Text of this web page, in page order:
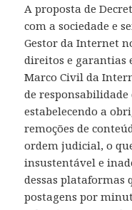
A proposta de
com a sociedade e
Gestor da Internet
direitos e garantias
Marco Civil da
de
estabelecendo a
remoções de
ordem judicial, o
insustentável e
dessas plataformas
postagens por